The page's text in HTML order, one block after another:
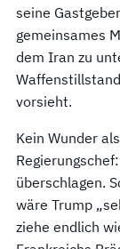
seine
gemeinsames
dem Iran zu
vorsieht.
Kein Wunder
überschlagen.
wäre Trump
ziehe endlich